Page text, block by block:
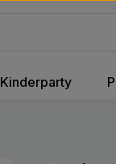
Kinderparty